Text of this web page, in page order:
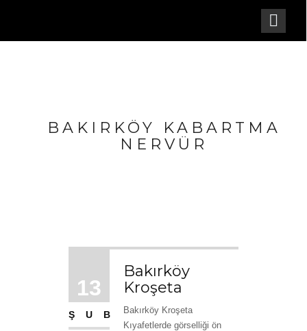
BAKIRKÖY KABARTMA
NERVÜR
13
ŞUB
Bakırköy
Kroşeta
Bakırköy Kroşeta
Kıyafetlerde görselliği ön